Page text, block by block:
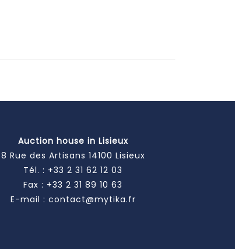
Auction house in Lisieux
8 Rue des Artisans 14100 Lisieux
Tél. : +33 2 31 62 12 03
Fax : +33 2 31 89 10 63
E-mail : contact@mytika.fr